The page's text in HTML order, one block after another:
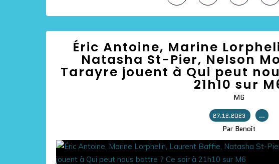
Éric Antoine, Marine
Natasha St-Pier, Nelson
Tarayre jouent à Qui peut
21h10 sur
M6
27.12.2023 …
Par Benoît